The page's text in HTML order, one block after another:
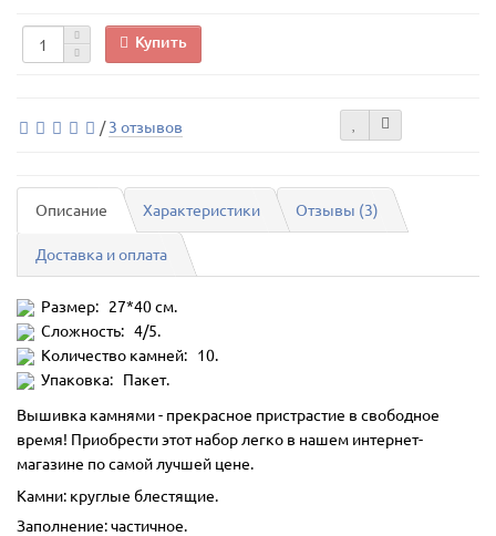
Купить
/3 отзывов
Описание Характеристики Отзывы (3)
Доставка и оплата
Размер: 27*40 см.
Сложность: 4/5.
Количество камней: 10.
Упаковка: Пакет.
Вышивка камнями - прекрасное пристрастие в свободное
время! Приобрести этот набор легко в нашем интернет-
магазине по самой лучшей цене.
Камни: круглые блестящие.
Заполнение: частичное.